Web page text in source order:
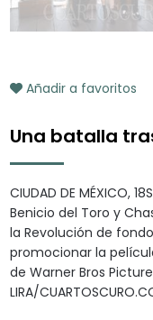
Añadir a favoritos
Una batalla
CIUDAD DE MÉXICO,
Benicio del Toro y
la Revolución de
promocionar la
de Warner Bros
LIRA/